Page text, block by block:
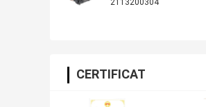
2113200304
CERTIFICAT